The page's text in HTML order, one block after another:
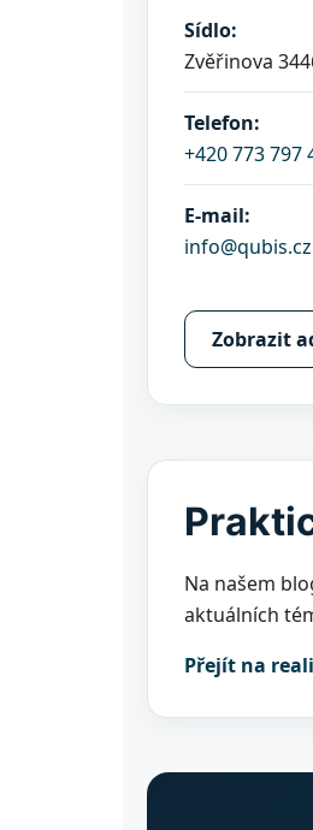
Sídlo:
Zvěřinova
Telefon:
+420 773 797
E-mail:
info@qubis.cz
Zobrazit
Na našem
aktuálních
Přejít na